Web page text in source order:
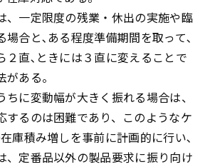
一定限度の残業・休出の実施や臨
場合と､ある程度準備期間を取って､
２直､ときには３直に変えることで
ある。
に変動幅が大きく振れる場合は、
するのは困難であり、このようなケ
庫積み増しを事前に計画的に行い､
、定番品以外の製品要求に振り向け